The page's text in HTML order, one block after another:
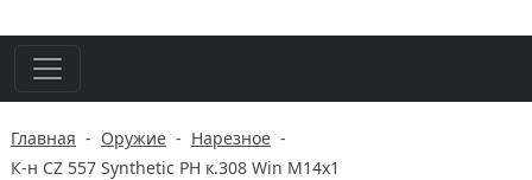
Главная - Оружие - Нарезное -
К-н CZ 557 Synthetic PH к.308 Win M14x1